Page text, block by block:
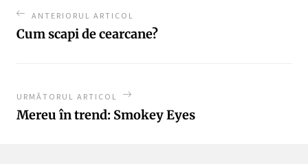
ANTERIORUL ARTICOL
Cum scapi de cearcane?
URMĂTORUL ARTICOL
Mereu în trend: Smokey Eyes